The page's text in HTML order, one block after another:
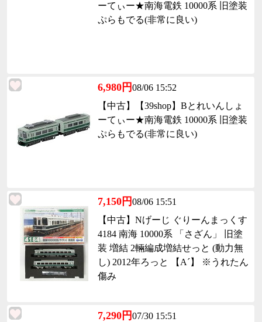
ーてぃー★南海電鉄 10000系 旧塗装
ぷらもでる(非常に良い)
6,980円08/06 15:52
【中古】【39shop】Bとれいんしょ
ーてぃー★南海電鉄 10000系 旧塗装
ぷらもでる(非常に良い)
7,150円08/06 15:51
【中古】Nげーじ ぐりーんまっくす
4184 南海 10000系 「さざん」 旧塗
装 増結 2輛編成増結せっと (動力無
し) 2012年ろっと 【A´】 ※うれたん
傷み
7,290円07/30 15:51